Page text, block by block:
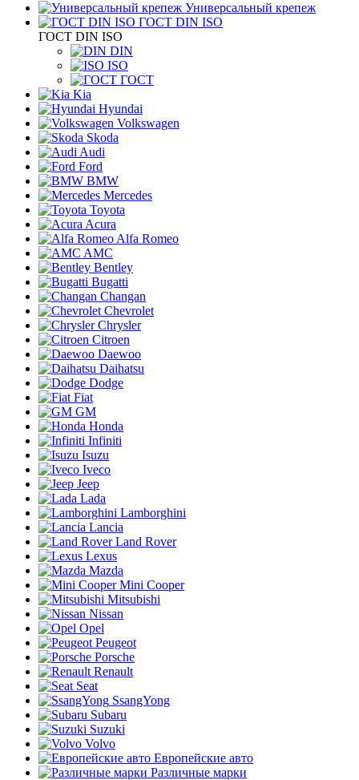
Универсальный крепеж
ГОСТ DIN ISO
ГОСТ DIN ISO
DIN
ISO
ГОСТ
Kia
Hyundai
Volkswagen
Skoda
Audi
Ford
BMW
Mercedes
Toyota
Acura
Alfa Romeo
AMC
Bentley
Bugatti
Changan
Chevrolet
Chrysler
Citroen
Daewoo
Daihatsu
Dodge
Fiat
GM
Honda
Infiniti
Isuzu
Iveco
Jeep
Lada
Lamborghini
Lancia
Land Rover
Lexus
Mazda
Mini Cooper
Mitsubishi
Nissan
Opel
Peugeot
Porsche
Renault
Seat
SsangYong
Subaru
Suzuki
Volvo
Европейские авто
Различные марки